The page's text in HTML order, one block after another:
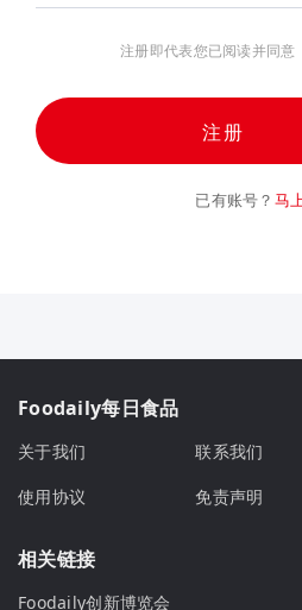
注册即代表您已阅读并同意
注册
已有账号？ 马
Foodaily每日食品
关于我们 联系我们
使用协议
免责声明
相关链接
Foodaily创新博览会